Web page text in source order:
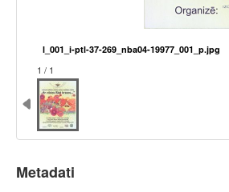
l_001_i-ptl-37-269_nba04-19977_001_p.jpg
1 / 1
Metadati